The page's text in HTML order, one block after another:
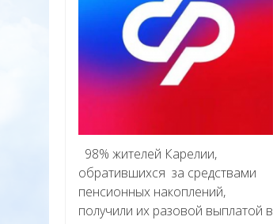
98% жителей Карелии,
обратившихся за средствами
пенсионных накоплений,
получили их разовой выплатой в